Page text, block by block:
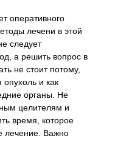
оперативного
лечени в этой
следует
а решить вопрос в
не стоит потому,
и как
органы. Не
целителям и
время, которое
лечение. Важно